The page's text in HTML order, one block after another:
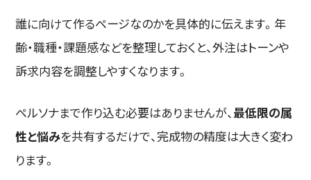
誰に向けて作るページなのかを具体的に伝えます。年
齢・職種・課題感などを整理しておくと、外注はトーンや
訴求内容を調整しやすくなります。
ペルソナまで作り込む必要はありませんが、最低限の属
性と悩みを共有するだけで、完成物の精度は大きく変わ
ります。